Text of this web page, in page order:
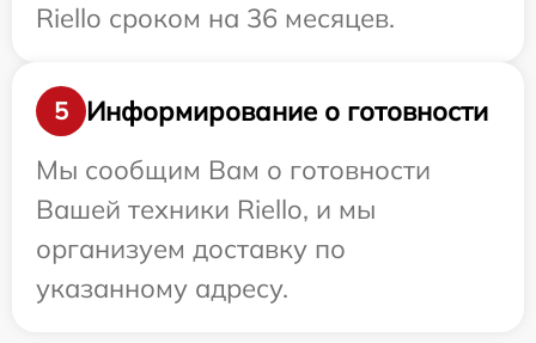
Riello сроком на 36 месяцев.
5
Информирование о готовности
Мы сообщим Вам о готовности
Вашей техники Riello, и мы
организуем доставку по
указанному адресу.